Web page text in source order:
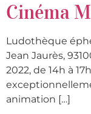
Cinéma
Ludothèque
Jean Jaurès,
2022, de 14h à
animation […]